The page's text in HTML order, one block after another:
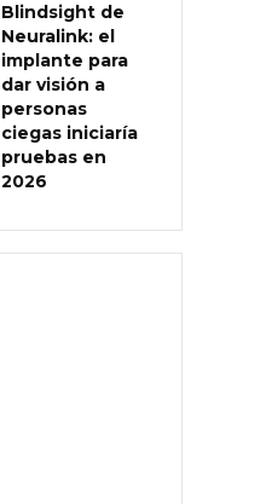
Blindsight de
Neuralink: el
implante para
dar visión a
personas
ciegas iniciaría
pruebas en
2026